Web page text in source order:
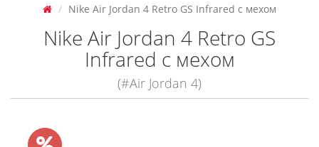
Nike Air Jordan 4 Retro GS Infrared с мехом
Nike Air Jordan 4 Retro GS
Infrared с мехом
(#Air Jordan 4)